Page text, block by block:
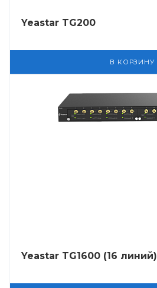
Yeastar TG200
В КОРЗИНУ
Yeastar TG1600 (16 линий)